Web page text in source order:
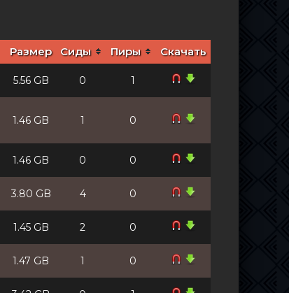
Размер Сиды Пиры Скачать
5.56 GB 0 1
1.46 GB 1 0
1.46 GB 0 0
3.80 GB 4 0
1.45 GB 2 0
1.47 GB 1 0